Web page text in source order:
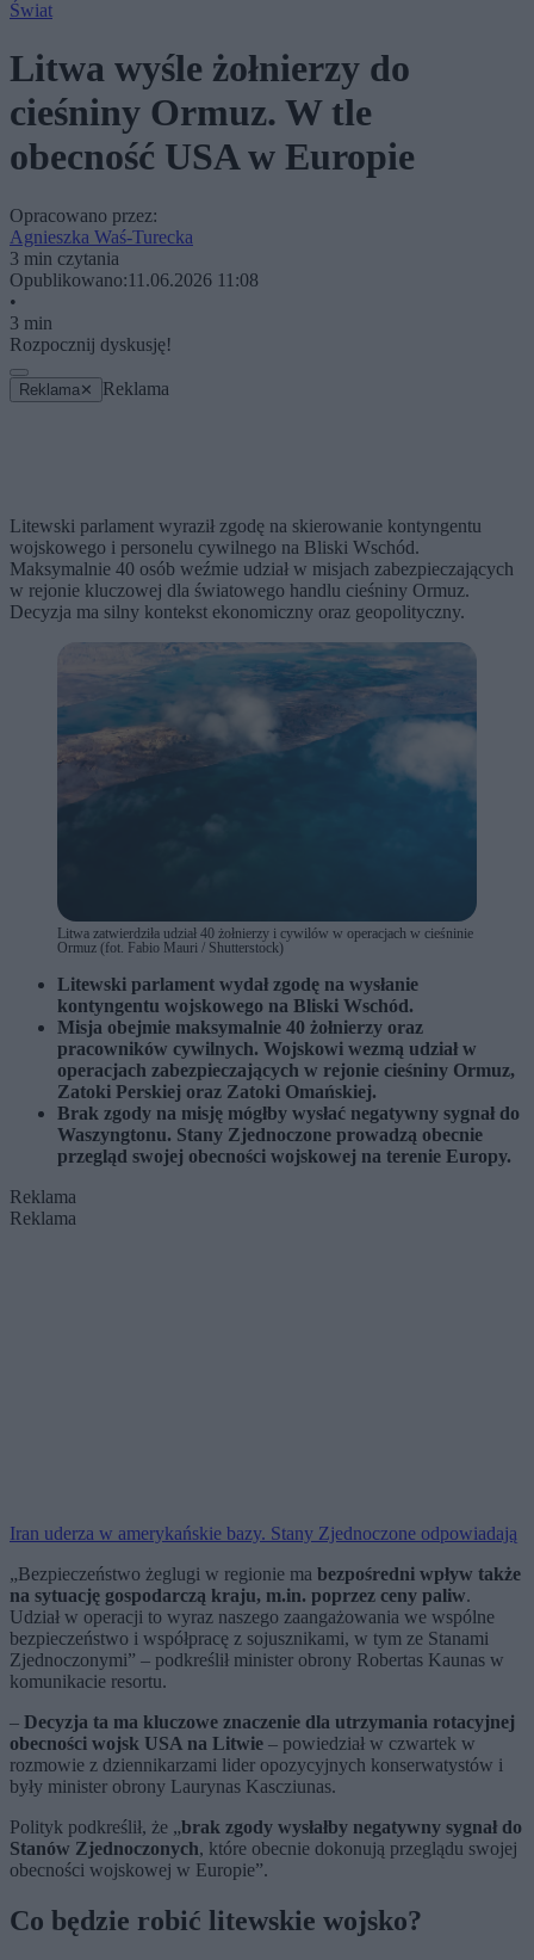
Świat
Litwa wyśle żołnierzy do
cieśniny Ormuz. W tle
obecność USA w Europie
Opracowano przez:
Agnieszka Waś-Turecka
3 min czytania
Opublikowano:11.06.2026 11:08
•
3 min
Rozpocznij dyskusję!
Reklama ✕ Reklama
Litewski parlament wyraził zgodę na skierowanie kontyngentu
wojskowego i personelu cywilnego na Bliski Wschód.
Maksymalnie 40 osób weźmie udział w misjach zabezpieczających
w rejonie kluczowej dla światowego handlu cieśniny Ormuz.
Decyzja ma silny kontekst ekonomiczny oraz geopolityczny.
Litwa zatwierdziła udział 40 żołnierzy i cywilów w operacjach w cieśninie
Ormuz (fot. Fabio Mauri / Shutterstock)
Litewski parlament wydał zgodę na wysłanie
kontyngentu wojskowego na Bliski Wschód.
Misja obejmie maksymalnie 40 żołnierzy oraz
pracowników cywilnych. Wojskowi wezmą udział w
operacjach zabezpieczających w rejonie cieśniny Ormuz,
Zatoki Perskiej oraz Zatoki Omańskiej.
Brak zgody na misję mógłby wysłać negatywny sygnał do
Waszyngtonu. Stany Zjednoczone prowadzą obecnie
przegląd swojej obecności wojskowej na terenie Europy.
Reklama
Reklama
Iran uderza w amerykańskie bazy. Stany Zjednoczone odpowiadają
„Bezpieczeństwo żeglugi w regionie ma bezpośredni wpływ także
na sytuację gospodarczą kraju, m.in. poprzez ceny paliw.
Udział w operacji to wyraz naszego zaangażowania we wspólne
bezpieczeństwo i współpracę z sojusznikami, w tym ze Stanami
Zjednoczonymi” – podkreślił minister obrony Robertas Kaunas w
komunikacie resortu.
– Decyzja ta ma kluczowe znaczenie dla utrzymania rotacyjnej
obecności wojsk USA na Litwie – powiedział w czwartek w
rozmowie z dziennikarzami lider opozycyjnych konserwatystów i
były minister obrony Laurynas Kascziunas.
Polityk podkreślił, że „brak zgody wysłałby negatywny sygnał do
Stanów Zjednoczonych, które obecnie dokonują przeglądu swojej
obecności wojskowej w Europie”.
Co będzie robić litewskie wojsko?